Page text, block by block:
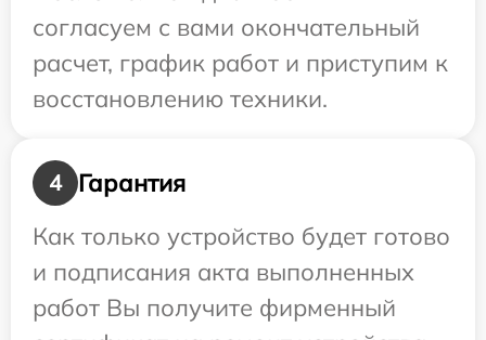
согласуем с вами окончательный
расчет, график работ и приступим к
восстановлению техники.
4
Гарантия
Как только устройство будет готово
и подписания акта выполненных
работ Вы получите фирменный